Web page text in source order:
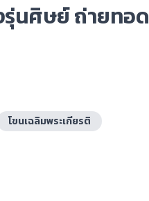
นศิษย์ ถ่ายทอด
โขนเฉลิมพระเกียรติ